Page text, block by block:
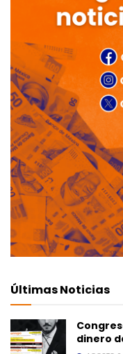
Últimas Noticias
dinero